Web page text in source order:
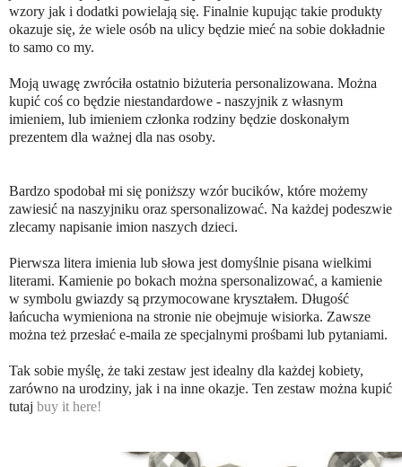
wzory jak i dodatki powielają się. Finalnie kupując takie produkty
okazuje się, że wiele osób na ulicy będzie mieć na sobie dokładnie
to samo co my.
Moją uwagę zwróciła ostatnio biżuteria personalizowana. Można
kupić coś co będzie niestandardowe - naszyjnik z własnym
imieniem, lub imieniem członka rodziny będzie doskonałym
prezentem dla ważnej dla nas osoby.
Bardzo spodobał mi się poniższy wzór bucików, które możemy
zawiesić na naszyjniku oraz spersonalizować. Na każdej podeszwie
zlecamy napisanie imion naszych dzieci.
Pierwsza litera imienia lub słowa jest domyślnie pisana wielkimi
literami. Kamienie po bokach można spersonalizować, a kamienie
w symbolu gwiazdy są przymocowane kryształem. Długość
łańcucha wymieniona na stronie nie obejmuje wisiorka. Zawsze
można też przesłać e-maila ze specjalnymi prośbami lub pytaniami.
Tak sobie myślę, że taki zestaw jest idealny dla każdej kobiety,
zarówno na urodziny, jak i na inne okazje. Ten zestaw można kupić
tutaj buy it here!